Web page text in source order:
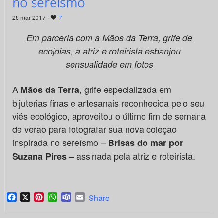
28 mar 2017 · 7
Em parceria com a Mãos da Terra, grife de
ecojoias, a atriz e roteirista esbanjou
sensualidade em fotos
A Mãos da Terra, grife especializada em
bijuterias finas e artesanais reconhecida pelo seu
viés ecológico, aproveitou o último fim de semana
de verão para fotografar sua nova coleção
inspirada no sereísmo – Brisas do mar por
Suzana Pires –assinada pela atriz e roteirista.
Facebook
X PinterestWhatsApp
TeamsEmail
Share